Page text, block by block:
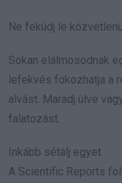
Ne feküdj le
Sokan elálmosodnak
lefekvés fokozhatja a
alvást. Maradj ülve
falatozást.
Inkább sétálj egyet
A Scientific Reports